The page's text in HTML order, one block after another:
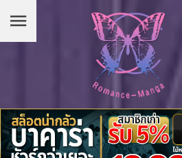
หมวดมังงะ
Chapter
List
น
2
ตอน